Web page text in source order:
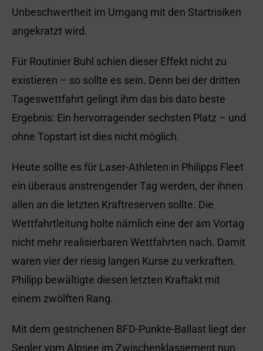
Unbeschwertheit im Umgang mit den Startrisiken
angekratzt wird.
Für Routinier Buhl schien dieser Effekt nicht zu
existieren – so sollte es sein. Denn bei der dritten
Tageswettfahrt gelingt ihm das bis dato beste
Ergebnis: Ein hervorragender sechsten Platz – und
ohne Topstart ist dies nicht möglich.
Heute sollte es für Laser-Athleten in Philipps Fleet
ein überaus anstrengender Tag werden, der ihnen
allen an die letzten Kraftreserven sollte. Die
Wettfahrtleitung holte nämlich eine der am Vortag
nicht mehr realisierbaren Wettfahrten nach. Damit
waren vier der riesig langen Kurse zu verkraften.
Philipp bewältigte diesen letzten Kraftakt mit
einem zwölften Rang.
Mit dem gestrichenen BFD-Punkte-Ballast liegt der
Segler vom Alpsee im Zwischenklassement nun